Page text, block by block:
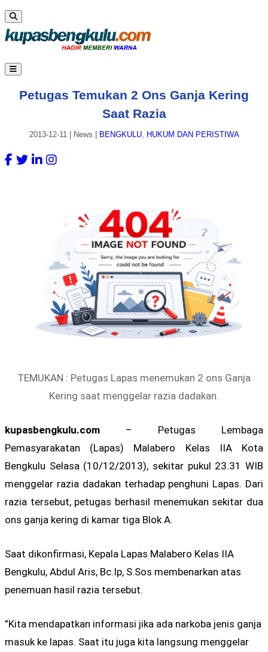
Petugas Temukan 2 Ons Ganja Kering
Saat Razia
2013-12-11| News BENGKULU, HUKUM DAN PERISTIWA
TEMUKAN : Petugas Lapas menemukan 2 ons Ganja
Kering saat menggelar razia dadakan.
kupasbengkulu.com – Petugas Lembaga
Pemasyarakatan (Lapas) Malabero Kelas IIA Kota
Bengkulu Selasa (10/12/2013), sekitar pukul 23.31 WIB
menggelar razia dadakan terhadap penghuni Lapas. Dari
razia tersebut, petugas berhasil menemukan sekitar dua
ons ganja kering di kamar tiga Blok A.
Saat dikonfirmasi, Kepala Lapas Malabero Kelas IIA
Bengkulu, Abdul Aris, Bc.Ip, S.Sos membenarkan atas
penemuan hasil razia tersebut.
”Kita mendapatkan informasi jika ada narkoba jenis ganja
masuk ke lapas. Saat itu juga kita langsung menggelar